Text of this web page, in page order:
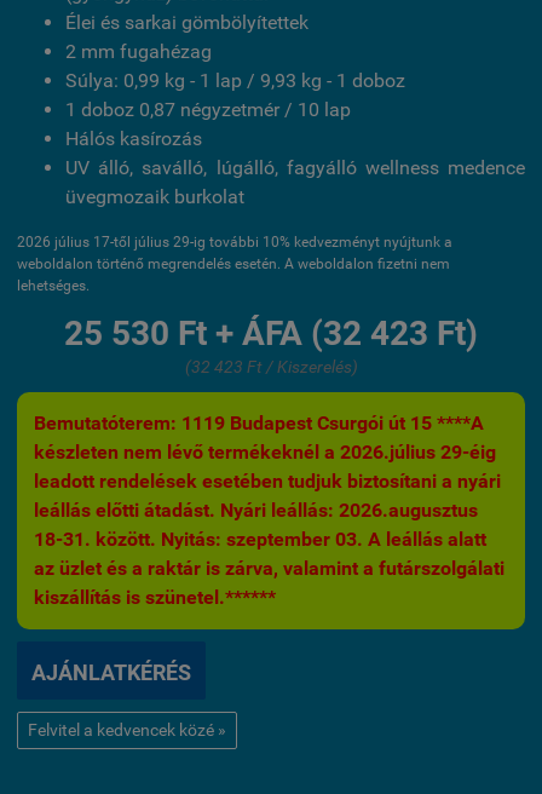
Élei és sarkai gömbölyítettek
2 mm fugahézag
Súlya: 0,99 kg - 1 lap / 9,93 kg - 1 doboz
1 doboz 0,87 négyzetmér / 10 lap
Hálós kasírozás
UV álló, saválló, lúgálló, fagyálló wellness medence
üvegmozaik burkolat
2026 július 17-től július 29-ig további 10% kedvezményt nyújtunk a
weboldalon történő megrendelés esetén. A weboldalon fizetni nem
lehetséges.
25 530 Ft + ÁFA (32 423 Ft)
(32 423 Ft / Kiszerelés)
Bemutatóterem: 1119 Budapest Csurgói út 15 ****A
készleten nem lévő termékeknél a 2026.július 29-éig
leadott rendelések esetében tudjuk biztosítani a nyári
leállás előtti átadást. Nyári leállás: 2026.augusztus
18-31. között. Nyitás: szeptember 03. A leállás alatt
az üzlet és a raktár is zárva, valamint a futárszolgálati
kiszállítás is szünetel.******
AJÁNLATKÉRÉS
Felvitel a kedvencek közé »